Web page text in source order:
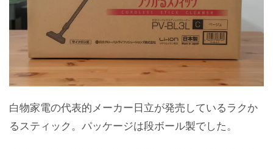
白物家電の代表的メーカー日立が発売しているラクか
るスティック。パッケージは段ボール製でした。